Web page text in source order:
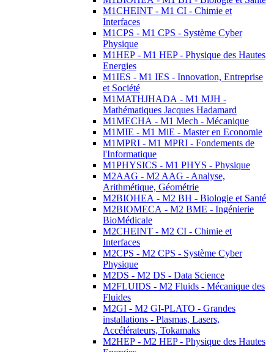
M1CHEINT - M1 CI - Chimie et
Interfaces
M1CPS - M1 CPS - Système Cyber
Physique
M1HEP - M1 HEP - Physique des Hautes
Energies
M1IES - M1 IES - Innovation, Entreprise
et Société
M1MATHJHADA - M1 MJH -
Mathématiques Jacques Hadamard
M1MECHA - M1 Mech - Mécanique
M1MIE - M1 MiE - Master en Economie
M1MPRI - M1 MPRI - Fondements de
l'Informatique
M1PHYSICS - M1 PHYS - Physique
M2AAG - M2 AAG - Analyse,
Arithmétique, Géométrie
M2BIOHEA - M2 BH - Biologie et Santé
M2BIOMECA - M2 BME - Ingénierie
BioMédicale
M2CHEINT - M2 CI - Chimie et
Interfaces
M2CPS - M2 CPS - Système Cyber
Physique
M2DS - M2 DS - Data Science
M2FLUIDS - M2 Fluids - Mécanique des
Fluides
M2GI - M2 GI-PLATO - Grandes
installations - Plasmas, Lasers,
Accélérateurs, Tokamaks
M2HEP - M2 HEP - Physique des Hautes